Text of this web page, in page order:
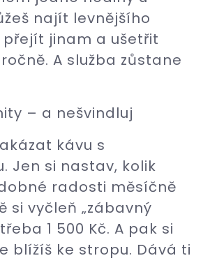
najít levnějšího
jinam a ušetřit
A služba zůstane
– a nešvindluj
kávu s
Jen si nastav, kolik
radosti měsíčně
si vyčleň „zábavný
1 500 Kč. A pak si
blížíš ke stropu. Dává ti